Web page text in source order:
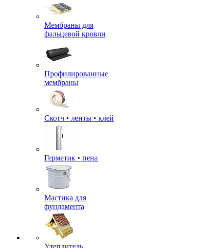
Мембраны для
фальцевой кровли
Профилированные
мембраны
Скотч • ленты • клей
Герметик • пена
Мастика для
фундамента
Утеплитель